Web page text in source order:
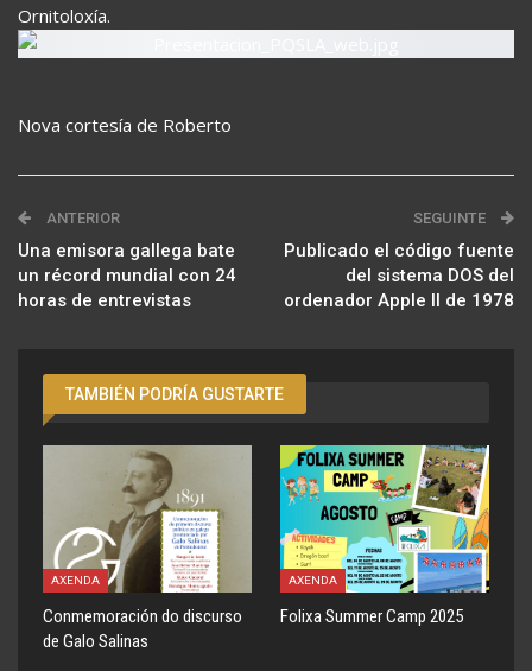
Ornitoloxía.
Nova cortesía de Roberto
ANTERIOR
Una emisora gallega bate
un récord mundial con 24
horas de entrevistas
SEGUINTE
Publicado el código fuente
del sistema DOS del
ordenador Apple II de 1978
TAMBIÉN PODRÍA GUSTARTE
AXENDA
Conmemoración do discurso
de Galo Salinas
AXENDA
Folixa Summer Camp 2025